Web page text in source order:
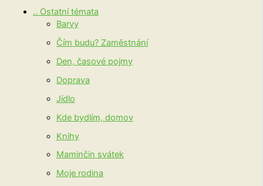
.. Ostatní témata
Barvy
Čím budu? Zaměstnání
Den, časové pojmy
Doprava
Jídlo
Kde bydlím, domov
Knihy
Maminčin svátek
Moje rodina